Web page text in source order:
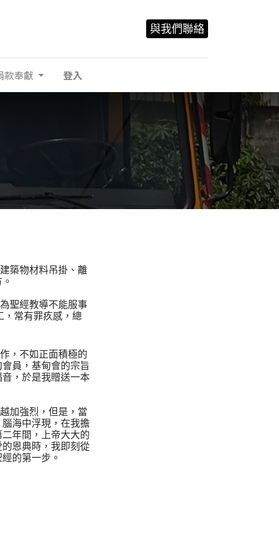
與我們聯絡
款奉獻 登入
築物材料吊掛、離
聖經教導不能服事
，常有罪疚感，總
，不如正面積極的
會員，基甸會的宗旨
，於是我贈送一本
加強烈，但是，當
海中浮現，在我擔
年間，上帝大大的
恩典時，我即刻從
的第一步。